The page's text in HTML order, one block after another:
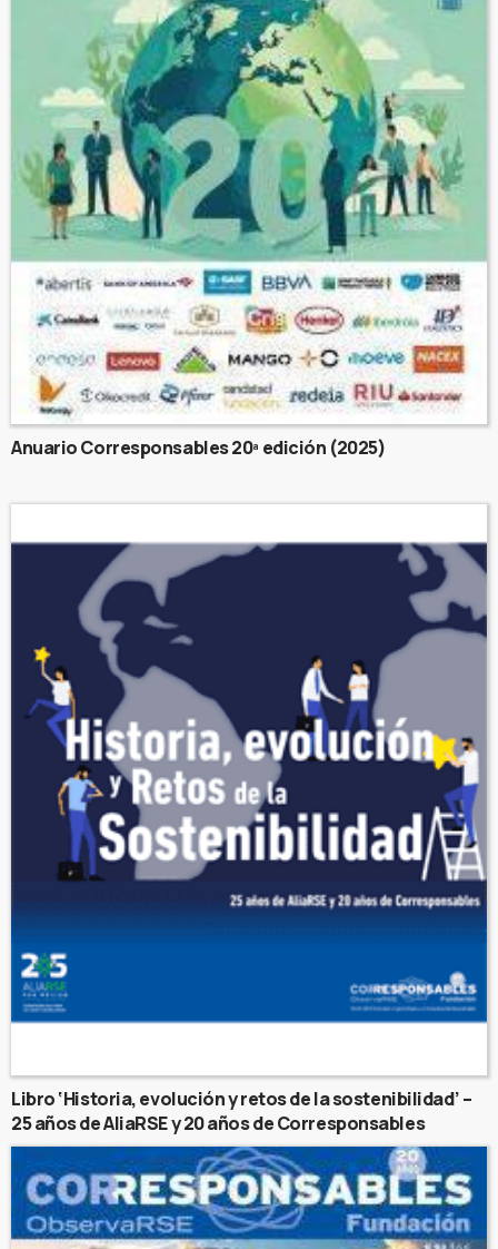
Anuario Corresponsables 20ª edición (2025)
Libro ‘Historia, evolución y retos de la sostenibilidad’ –
25 años de AliaRSE y 20 años de Corresponsables